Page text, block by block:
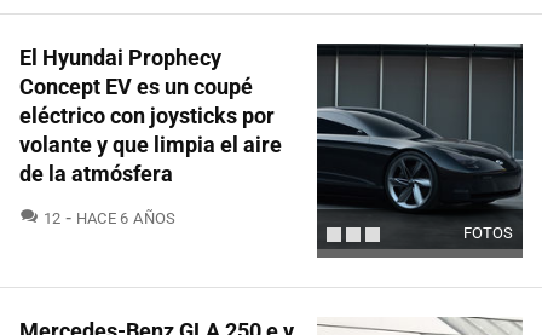
FOTOS
El Hyundai Prophecy
Concept EV es un coupé
eléctrico con joysticks por
volante y que limpia el aire
de la atmósfera
12 COMENTARIOS
HACE 6 AÑOS